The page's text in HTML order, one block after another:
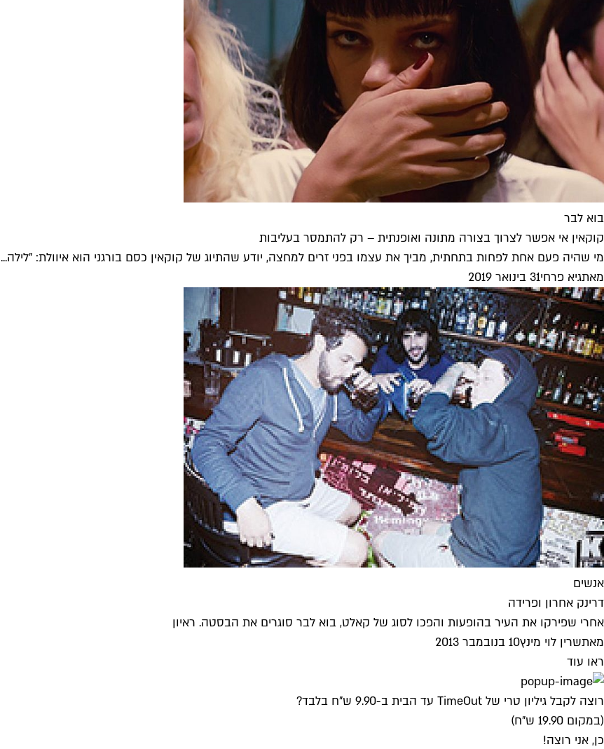
בוא לבר
קוקאין אי אפשר לצרוך בצורה מתונה ואופנתית – רק להתמסר בעליבות
מי שהיה פעם אחת לפחות בתחתית, מביך את עצמו בפני זרים למחצה, יודע שהתיוג של קוקאין כסם בורגני הוא איוולת: "לילה...
מאתגיא פרחי31 בינואר 2019
אנשים
דרינק אחרון ופרידה
אחרי שפירקו את העיר בהופעות והפכו לסוג של קאלט, בוא לבר סוגרים את הבסטה. ראיון
מאתשרין לוי מינץ10 בנובמבר 2013
ראו עוד
רוצה לקבל גיליון טרי של TimeOut עד הבית ב-9.90 ש"ח בלבד?
(במקום 19.90 ש"ח)
כן, אני רוצה!